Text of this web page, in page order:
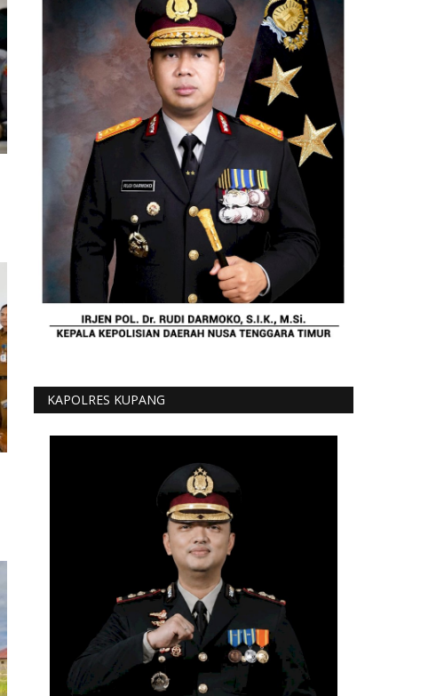
KAPOLRES KUPANG